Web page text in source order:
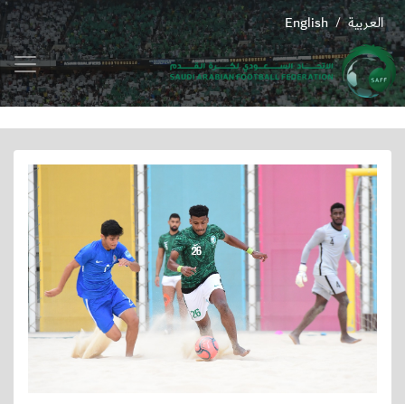
English / العربية